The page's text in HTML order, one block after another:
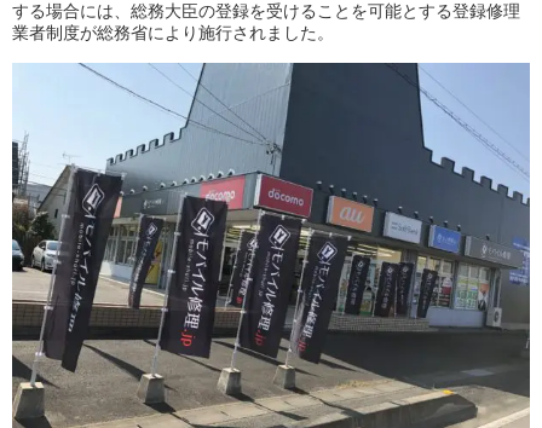
する場合には、総務大臣の登録を受けることを可能とする登録修理
業者制度が総務省により施行されました。